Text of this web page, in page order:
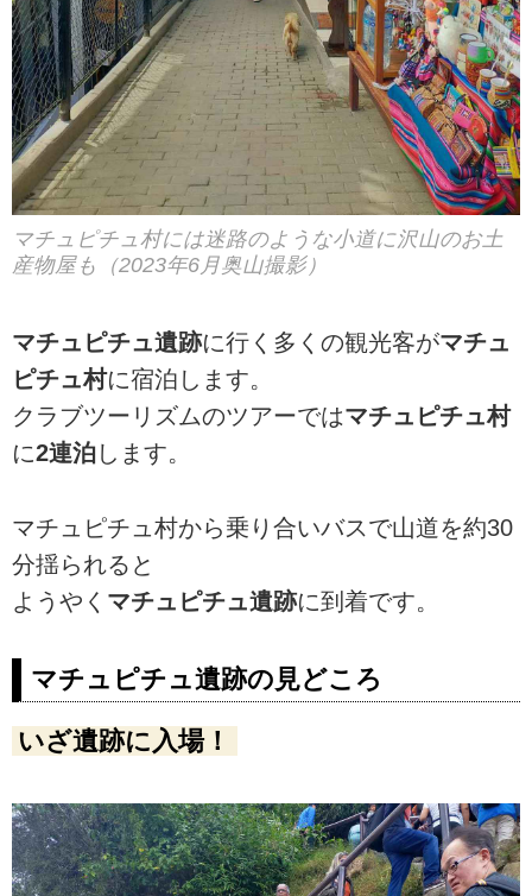
マチュピチュ村には迷路のような小道に沢山のお土
産物屋も（2023年6月奥山撮影）
マチュピチュ遺跡に行く多くの観光客がマチュ
ピチュ村に宿泊します。
クラブツーリズムのツアーではマチュピチュ村
に2連泊します。
マチュピチュ村から乗り合いバスで山道を約30
分揺られると
ようやく マチュピチュ遺跡に到着です。
マチュピチュ遺跡の見どころ
いざ遺跡に入場！